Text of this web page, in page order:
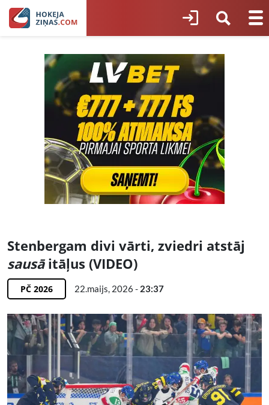
Stenbergam divi vārti, zviedri atstāj
sausāitāļus (VIDEO)
PČ 2026 22.maijs, 2026 - 23:37